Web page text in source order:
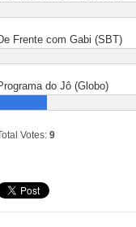
Frente com Gabi (SBT)
do Jô (Globo)
Votes: 9